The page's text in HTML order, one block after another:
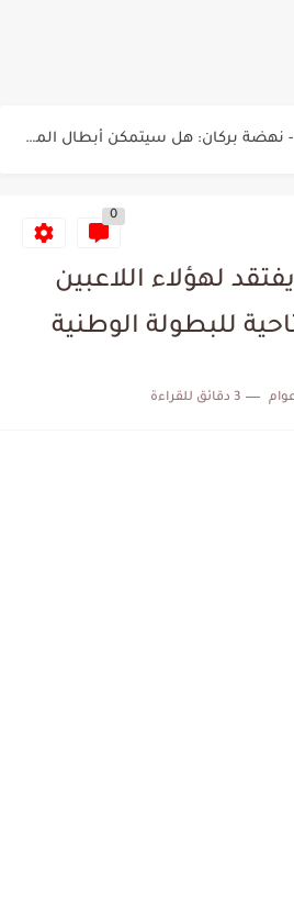
سيمبا - نهضة بركان: هل سيتمكن أبطال المغرب من الحفاظ...
البرنامج الكامل لنهائي البطولة بين الاتحاد المنستيري والنادي الإفريقي
0
لهؤلاء اللاعبين
للبطولة الوطنية
3 دقائق للقراءة